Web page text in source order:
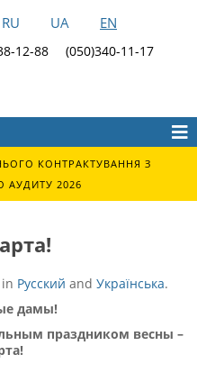
RU UA EN
12-88 (050)340-11-17
КОНТРАКТУВАННЯ З
2026
Русский and Українська.
дамы!
праздником весны –